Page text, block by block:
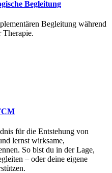
Begleitung
Begleitung während
Therapie.
für die Entstehung von
lernst wirksame,
So bist du in der Lage,
– oder deine eigene